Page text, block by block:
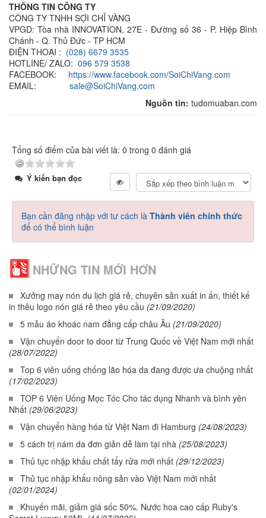
THÔNG TIN CÔNG TY
CÔNG TY TNHH SỢI CHỈ VÀNG
VPGD: Tòa nhà INNOVATION, 27E - Đường số 36 - P. Hiệp Bình
Chánh - Q. Thủ Đức - TP HCM
ĐIỆN THOẠI : (028) 6679 3535
HOTLINE/ ZALO: 096 579 3538
FACEBOOK: https://www.facebook.com/SoiChiVang.com
EMAIL: sale@SoiChiVang.com
Nguồn tin: tudomuaban.com
Tổng số điểm của bài viết là: 0 trong 0 đánh giá
Ý kiến bạn đọc
Bạn cần đăng nhập với tư cách là Thành viên chính thức
để có thể bình luận
NHỮNG TIN MỚI HƠN
Xưởng may nón du lịch giá rẻ, chuyên sản xuất in ấn, thiết kế
in thêu logo nón giá rẻ theo yêu cầu (21/09/2020)
5 mẫu áo khoác nam đẳng cấp châu Âu (21/09/2020)
Vận chuyển door to door từ Trung Quốc về Việt Nam mới nhất
(28/07/2022)
Top 6 viên uống chống lão hóa da đang được ưa chuộng nhất
(17/02/2023)
TOP 6 Viên Uống Mọc Tóc Cho tác dụng Nhanh và bình yên
Nhất (29/06/2023)
Vận chuyển hàng hóa từ Việt Nam đi Hamburg (24/08/2023)
5 cách trị nám da đơn giản dễ làm tại nhà (25/08/2023)
Thủ tục nhập khẩu chất tẩy rửa mới nhất (29/12/2023)
Thủ tục nhập khẩu nông sản vào Việt Nam mới nhất
(02/01/2024)
Khuyến mãi, giảm giá sốc 50%. Nước hoa cao cấp Ruby's